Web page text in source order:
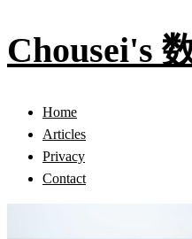
Chousei's
Home
Articles
Privacy
Contact